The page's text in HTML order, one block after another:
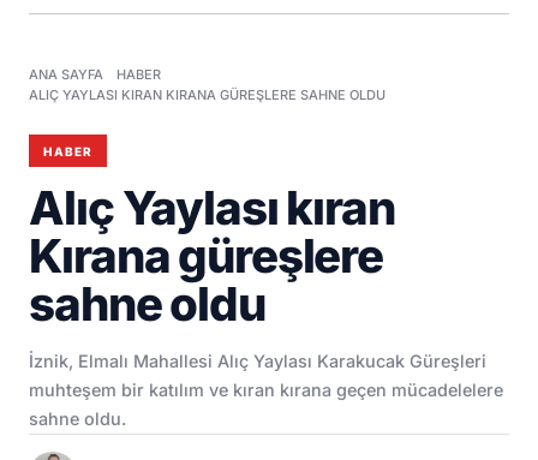
ANA SAYFA
HABER
ALIÇ YAYLASI KIRAN KIRANA GÜREŞLERE SAHNE OLDU
HABER
Alıç Yaylası kıran
Kırana güreşlere
sahne oldu
İznik, Elmalı Mahallesi Alıç Yaylası Karakucak Güreşleri
muhteşem bir katılım ve kıran kırana geçen mücadelelere
sahne oldu.